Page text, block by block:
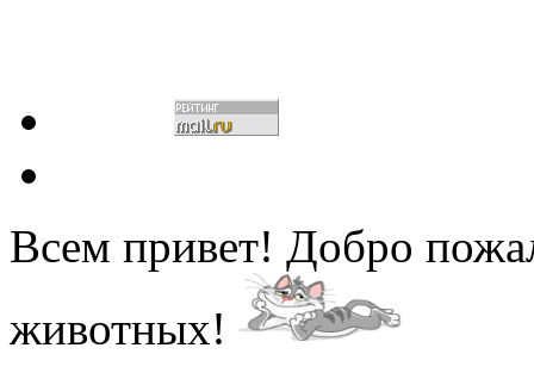
Всем привет! Добро
животных!